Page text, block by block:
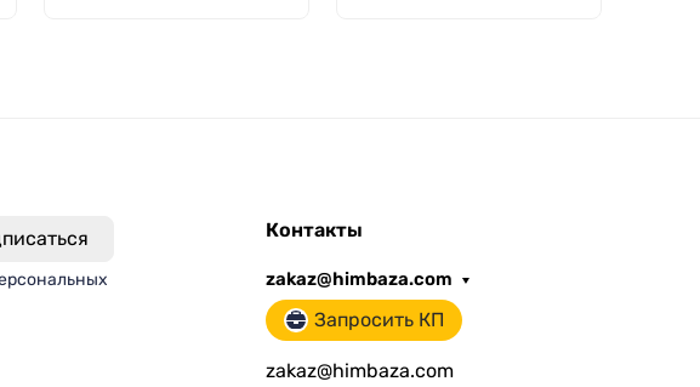
Контакты
zakaz@himbaza.com
Запросить КП
zakaz@himbaza.com